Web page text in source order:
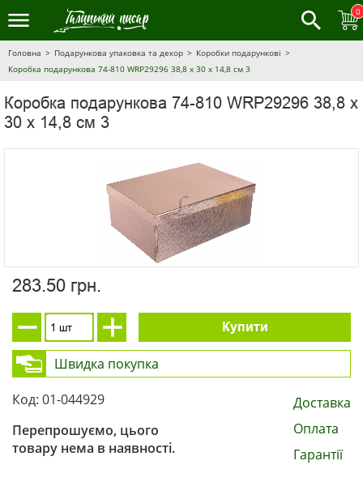
0
Головна Подарункова упаковка та декор
Коробки подарункові
Коробка подарункова 74-810 WRP29296 38,8 х 30 х 14,8 см 3
Коробка подарункова 74-810 WRP29296 38,8 х
30 х 14,8 см 3
283.50 грн.
Купити
Швидка покупка
Код: 01-044929
Перепрошуємо, цього
товару нема в наявності.
Доставка
Оплата
Гарантії